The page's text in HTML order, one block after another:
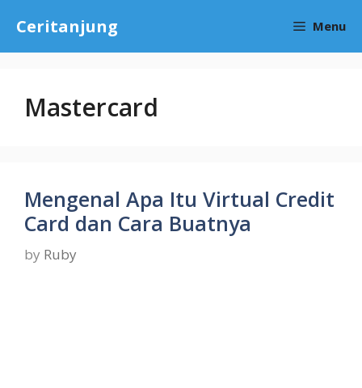
content
Ceritanjung Menu
Mastercard
Mengenal Apa Itu Virtual Credit
Card dan Cara Buatnya
by Ruby